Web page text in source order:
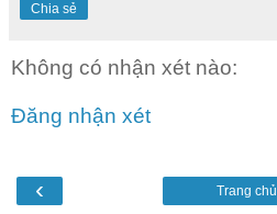
Chia sẻ
Không có nhận xét nào:
Đăng nhận xét
‹ Trang chủ